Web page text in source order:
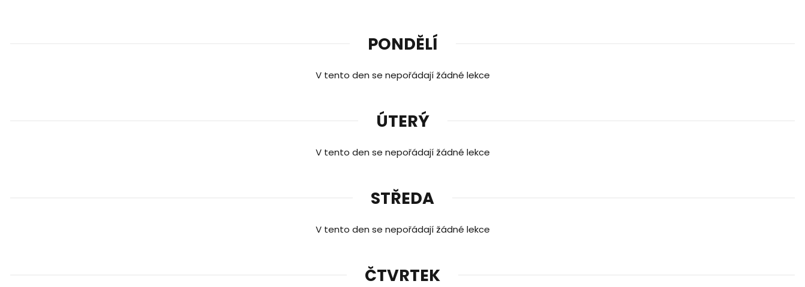
PONDĚLÍ
V tento den se nepořádají žádné lekce
ÚTERÝ
V tento den se nepořádají žádné lekce
STŘEDA
V tento den se nepořádají žádné lekce
ČTVRTEK